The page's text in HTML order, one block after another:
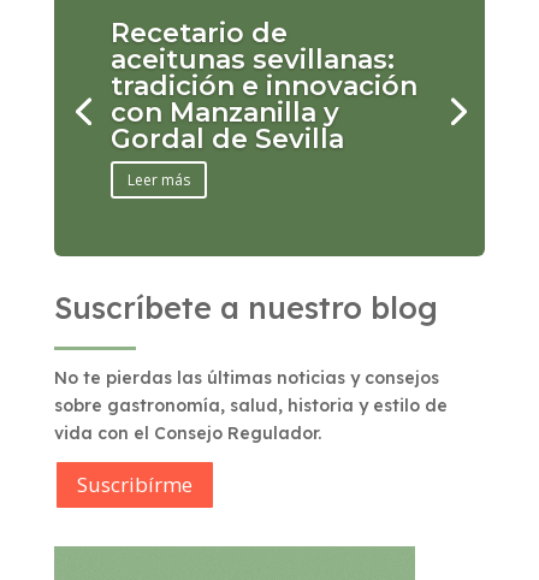
Recetario de
aceitunas sevillanas:
tradición e innovación
con Manzanilla y
Gordal de Sevilla
Leer más
Suscríbete a nuestro blog
No te pierdas las últimas noticias y consejos
sobre gastronomía, salud, historia y estilo de
vida con el Consejo Regulador.
Suscribírme